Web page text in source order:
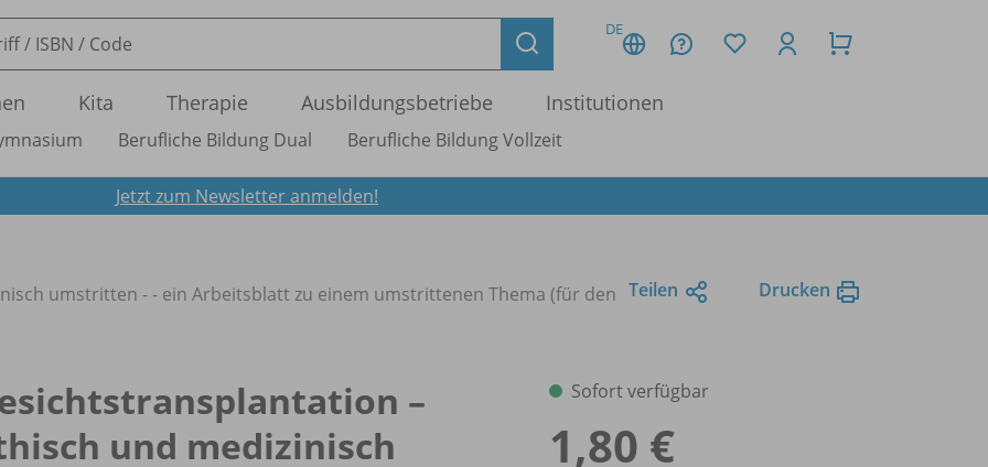
DE
Kita Therapie Ausbildungsbetriebe Institutionen
Berufliche Bildung Dual Berufliche Bildung Vollzeit
Jetzt zum Newsletter anmelden!
umstritten - - ein Arbeitsblatt zu einem umstrittenen Thema (für den Teilen Drucken
–
und medizinisch
Sofort verfügbar
1,80 €